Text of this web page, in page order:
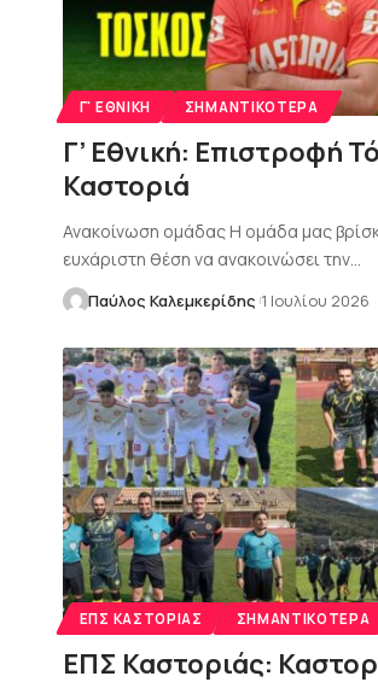
Γ' ΕΘΝΙΚΉ ΣΗΜΑΝΤΙΚΌΤΕΡΑ
Γ’ Εθνική: Επιστροφή
Καστοριά
Ανακοίνωση ομάδας Η ομάδα μας
ευχάριστη θέση να ανακοινώσει την…
Παύλος Καλεμκερίδης 1 Ιουλίου 2026
ΕΠΣ ΚΑΣΤΟΡΙΆΣ ΣΗΜΑΝΤΙΚΌΤΕΡΑ
EΠΣ Καστοριάς: